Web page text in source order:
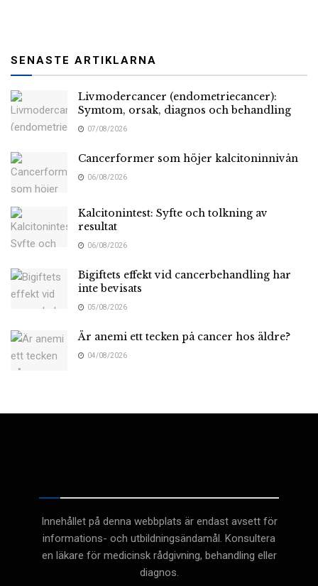
SENASTE ARTIKLARNA
Livmodercancer (endometriecancer):
Symtom, orsak, diagnos och behandling
07/08/2026
Cancerformer som höjer kalcitoninnivån
06/08/2026
Kalcitonintest: Syfte och tolkning av
resultat
06/08/2026
Bigiftets effekt vid cancerbehandling har
inte bevisats
05/08/2026
Är anemi ett tecken på cancer hos äldre?
04/08/2026
Innehållet på denna webbplats är endast avsett för
informations- och utbildningsändamål. Konsultera
en läkare för medicinsk rådgivning, behandling eller
diagnos.